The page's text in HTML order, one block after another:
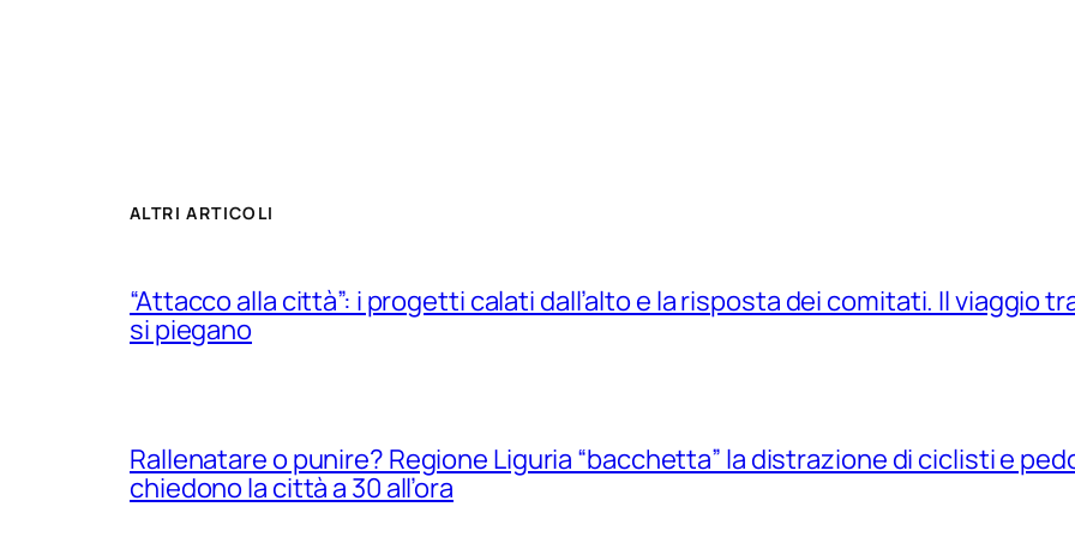
ALTRI ARTICOLI
“Attacco alla città”: i progetti calati dall’alto e la risposta dei comitati. Il viaggio
si piegano
Rallenatare o punire? Regione Liguria “bacchetta” la distrazione di ciclisti e
chiedono la città a 30 all’ora